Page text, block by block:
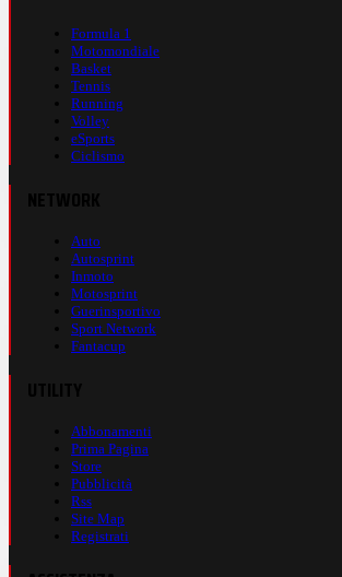
Formula 1
Motomondiale
Basket
Tennis
Running
Volley
eSports
Ciclismo
Auto
Autosprint
Inmoto
Motosprint
Guerinsportivo
Sport Network
Fantacup
Abbonamenti
Prima Pagina
Store
Pubblicità
Rss
Site Map
Registrati